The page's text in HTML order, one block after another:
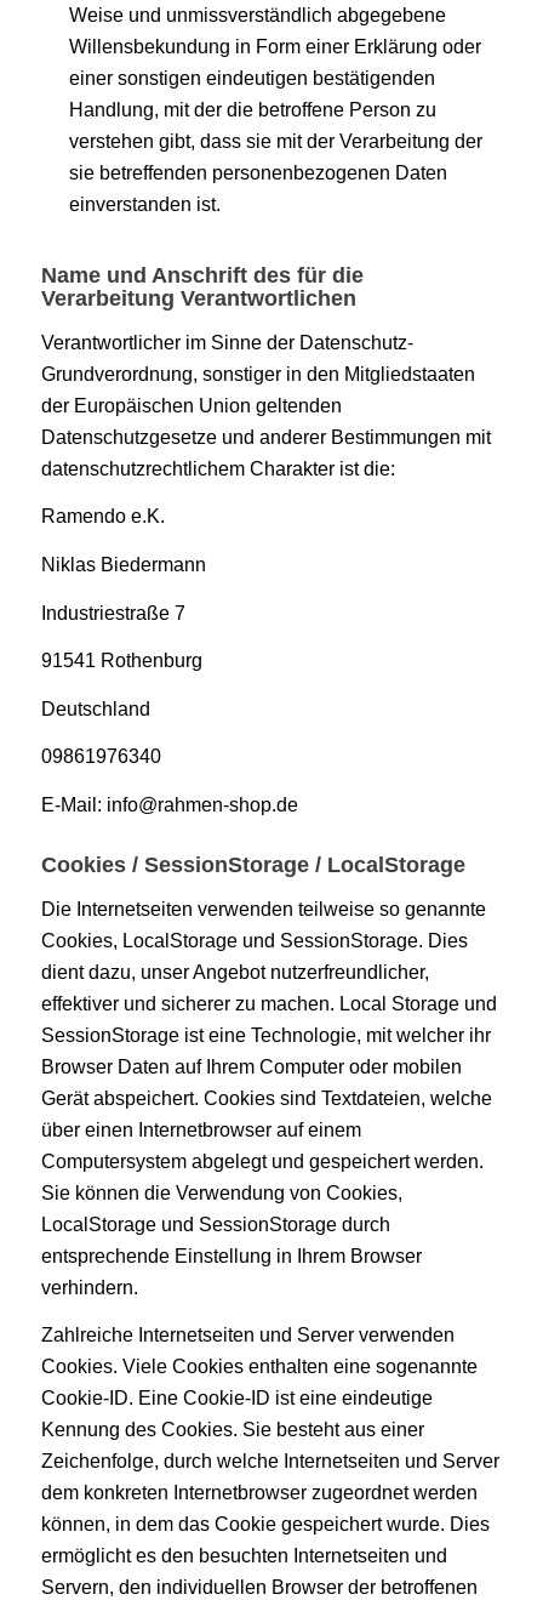
Weise und unmissverständlich abgegebene
Willensbekundung in Form einer Erklärung oder
einer sonstigen eindeutigen bestätigenden
Handlung, mit der die betroffene Person zu
verstehen gibt, dass sie mit der Verarbeitung der
sie betreffenden personenbezogenen Daten
einverstanden ist.
Name und Anschrift des für die
Verarbeitung Verantwortlichen
Verantwortlicher im Sinne der Datenschutz-
Grundverordnung, sonstiger in den Mitgliedstaaten
der Europäischen Union geltenden
Datenschutzgesetze und anderer Bestimmungen mit
datenschutzrechtlichem Charakter ist die:
Ramendo e.K.
Niklas Biedermann
Industriestraße 7
91541 Rothenburg
Deutschland
09861976340
E-Mail: info@rahmen-shop.de
Cookies / SessionStorage / LocalStorage
Die Internetseiten verwenden teilweise so genannte
Cookies, LocalStorage und SessionStorage. Dies
dient dazu, unser Angebot nutzerfreundlicher,
effektiver und sicherer zu machen. Local Storage und
SessionStorage ist eine Technologie, mit welcher ihr
Browser Daten auf Ihrem Computer oder mobilen
Gerät abspeichert. Cookies sind Textdateien, welche
über einen Internetbrowser auf einem
Computersystem abgelegt und gespeichert werden.
Sie können die Verwendung von Cookies,
LocalStorage und SessionStorage durch
entsprechende Einstellung in Ihrem Browser
verhindern.
Zahlreiche Internetseiten und Server verwenden
Cookies. Viele Cookies enthalten eine sogenannte
Cookie-ID. Eine Cookie-ID ist eine eindeutige
Kennung des Cookies. Sie besteht aus einer
Zeichenfolge, durch welche Internetseiten und Server
dem konkreten Internetbrowser zugeordnet werden
können, in dem das Cookie gespeichert wurde. Dies
ermöglicht es den besuchten Internetseiten und
Servern, den individuellen Browser der betroffenen